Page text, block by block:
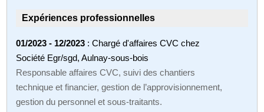
Expériences professionnelles
01/2023 - 12/2023 : Chargé d'affaires CVC chez
Société Egr/sgd, Aulnay-sous-bois
Responsable affaires CVC, suivi des chantiers
technique et financier, gestion de l’approvisionnement,
gestion du personnel et sous-traitants.